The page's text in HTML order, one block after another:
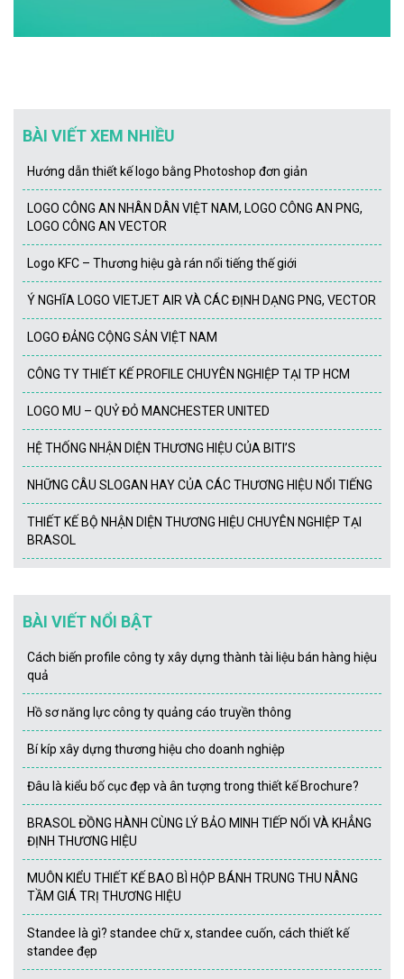
BÀI VIẾT XEM NHIỀU
Hướng dẫn thiết kế logo bằng Photoshop đơn giản
LOGO CÔNG AN NHÂN DÂN VIỆT NAM, LOGO CÔNG AN PNG,
LOGO CÔNG AN VECTOR
Logo KFC – Thương hiệu gà rán nổi tiếng thế giới
Ý NGHĨA LOGO VIETJET AIR VÀ CÁC ĐỊNH DẠNG PNG, VECTOR
LOGO ĐẢNG CỘNG SẢN VIỆT NAM
CÔNG TY THIẾT KẾ PROFILE CHUYÊN NGHIỆP TẠI TP HCM
LOGO MU – QUỶ ĐỎ MANCHESTER UNITED
HỆ THỐNG NHẬN DIỆN THƯƠNG HIỆU CỦA BITI’S
NHỮNG CÂU SLOGAN HAY CỦA CÁC THƯƠNG HIỆU NỔI TIẾNG
THIẾT KẾ BỘ NHẬN DIỆN THƯƠNG HIỆU CHUYÊN NGHIỆP TẠI
BRASOL
BÀI VIẾT NỔI BẬT
Cách biến profile công ty xây dựng thành tài liệu bán hàng hiệu
quả
Hồ sơ năng lực công ty quảng cáo truyền thông
Bí kíp xây dựng thương hiệu cho doanh nghiệp
Đâu là kiểu bố cục đẹp và ân tượng trong thiết kế Brochure?
BRASOL ĐỒNG HÀNH CÙNG LÝ BẢO MINH TIẾP NỐI VÀ KHẲNG
ĐỊNH THƯƠNG HIỆU
MUÔN KIỂU THIẾT KẾ BAO BÌ HỘP BÁNH TRUNG THU NÂNG
TẦM GIÁ TRỊ THƯƠNG HIỆU
Standee là gì? standee chữ x, standee cuốn, cách thiết kế
standee đẹp